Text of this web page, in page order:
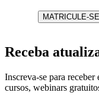
MATRICULE-SE
Receba
Inscreva-se para
cursos, webinars